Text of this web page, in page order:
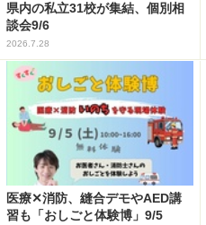
県内の私立31校が集結、個別相
談会9/6
2026.7.28
医療✕消防、縫合デモやAED講
習も「おしごと体験博」9/5